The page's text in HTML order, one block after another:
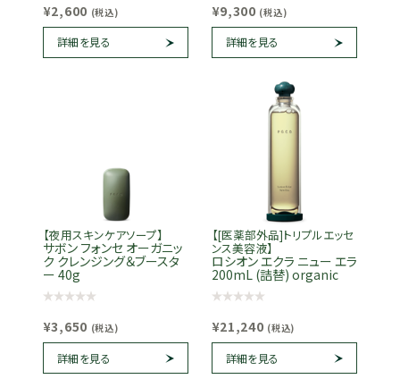
¥2,600 (税込)
詳細を見る
¥9,300 (税込)
詳細を見る
【夜用スキンケアソープ】
サボン フォンセ オーガニッ
ク クレンジング＆ブースタ
ー 40g
¥3,650 (税込)
詳細を見る
【[医薬部外品]トリプルエッセ
ンス美容液】
ロシオン エクラ ニュー エラ
200mL (詰替) organic
¥21,240 (税込)
詳細を見る